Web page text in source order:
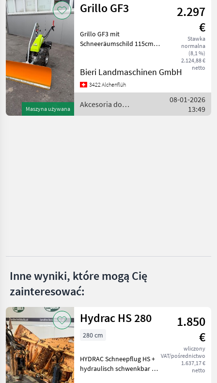
Kategoria 4 Kraj Filtry
AKTUALNA
ŚCIEŻKA
technika
rolnicza
Akcesoria
Do
Ciagnikow
Plugi Do
Schmidt
Pokaż
wszystkie
40
MARKETPLACE
Marketplace
Oferty
dealerów
Ogłoszenia
drobne
Zresetuj
Pokaż 1
wyników
Maszyna używana
Grillo GF3
2.297
€
Stawka
normalna
(8,1 %)
2.124,88 €
netto
Grillo GF3 mit
Schneeräumschild 115cm
Vorwärts- Retourgaänge,
Seitenverstellung links -
rechts an Hebel,
Schneeketten
Bieri Landmaschinen GmbH
3422 Alchenflüh
Akcesoria do
ciągników / Grillo
08-01-2026
13:49
Inne wyniki, które mogą Cię
zainteresować:
Hydrac HS 280
1.850
€
wliczony
VAT/pośrednictwo
1.637,17 €
netto
280 cm
HYDRAC Schneepflug HS +
hydraulisch schwenkbar +